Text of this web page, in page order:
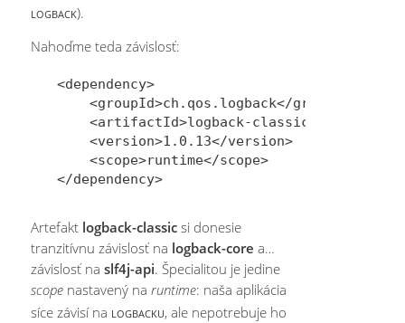
logback).
Nahoďme teda závislosť:
<dependency>
    <groupId>ch.qos.logback</groupId>
<artifactId>logback-classic</
    <version>1.0.13</version>
    <scope>runtime</scope>
Artefakt logback-classic si donesie
tranzitívnu závislosť na logback-core a…
závislosť naslf4j-api. Špecialitou je jedine
scope nastavený naruntime: naša aplikácia
síce závisí na logbacku, ale nepotrebuje ho